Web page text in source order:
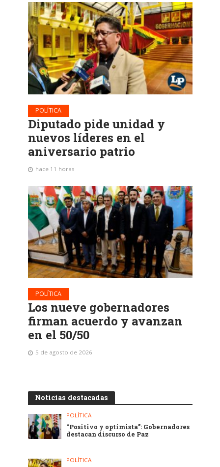
POLÍTICA
Diputado pide unidad y
nuevos líderes en el
aniversario patrio
hace 11 horas
POLÍTICA
Los nueve gobernadores
firman acuerdo y avanzan
en el 50/50
5 de agosto de 2026
Noticias destacadas
POLÍTICA
“Positivo y optimista”: Gobernadores
destacan discurso de Paz
POLÍTICA